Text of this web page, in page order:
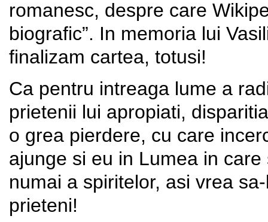
romanesc, despre care
biografic”. In memoria lui
finalizam cartea, totusi!
Ca pentru intreaga lume a
prietenii lui apropiati,
o grea pierdere, cu care
ajunge si eu in Lumea in
numai a spiritelor, asi vrea
prieteni!